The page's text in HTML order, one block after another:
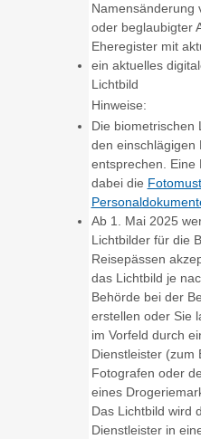
Namensänderung
oder beglaubigter
Eheregister mit
ein aktuelles
Lichtbild
Hinweise:
Die biometrischen
den einschlägigen
entsprechen. Eine
dabei die
Ab 1. Mai 2025
Lichtbilder für die
Reisepässen
das Lichtbild je
Behörde bei der
erstellen oder Sie
im Vorfeld durch
Dienstleister (zum
Fotografen oder
eines
Das Lichtbild wird
Dienstleister in